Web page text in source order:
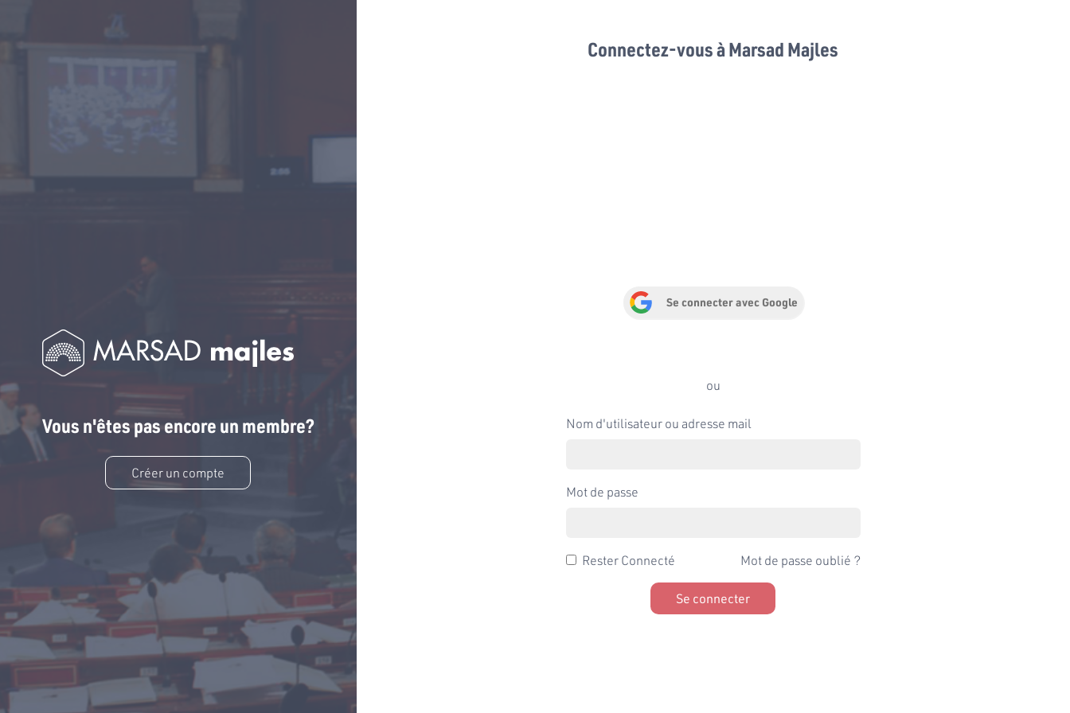
Vous n'êtes pas encore un membre?
Créer un compte
Connectez-vous à Marsad Majles
Se connecter avec Google
ou
Nom d'utilisateur ou adresse mail
Mot de passe
Rester Connecté Mot de passe oublié ?